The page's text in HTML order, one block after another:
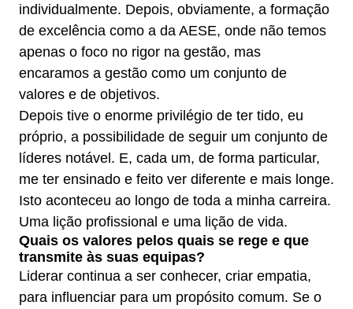
individualmente. Depois, obviamente, a formação
de excelência como a da AESE, onde não temos
apenas o foco no rigor na gestão, mas
encaramos a gestão como um conjunto de
valores e de objetivos.
Depois tive o enorme privilégio de ter tido, eu
próprio, a possibilidade de seguir um conjunto de
líderes notável. E, cada um, de forma particular,
me ter ensinado e feito ver diferente e mais longe.
Isto aconteceu ao longo de toda a minha carreira.
Uma lição profissional e uma lição de vida.
Quais os valores pelos quais se rege e que
transmite às suas equipas?
Liderar continua a ser conhecer, criar empatia,
para influenciar para um propósito comum. Se o